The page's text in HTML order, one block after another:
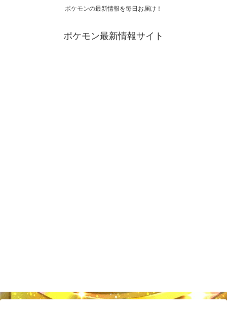
ポケモンの最新情報を毎日お届け！
ポケモン最新情報サイト